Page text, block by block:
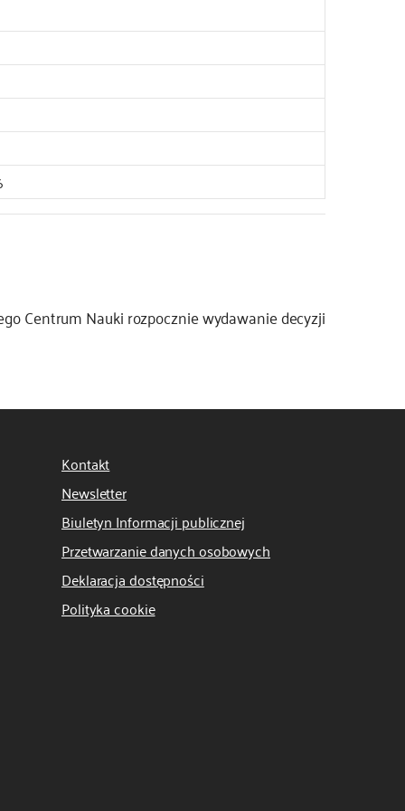
Centrum Nauki rozpocznie wydawanie decyzji
Kontakt
Newsletter
Biuletyn Informacji publicznej
Przetwarzanie danych osobowych
Deklaracja dostępności
Polityka cookie